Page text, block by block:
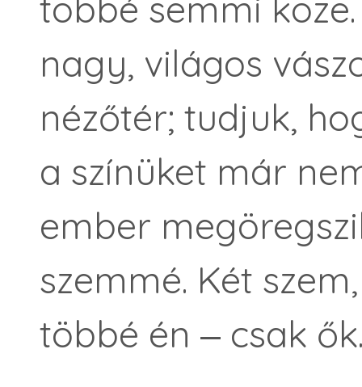
nagy, világos
nézőtér; tudjuk,
a színüket már
ember
szemmé. Két
többé én ‒ csak